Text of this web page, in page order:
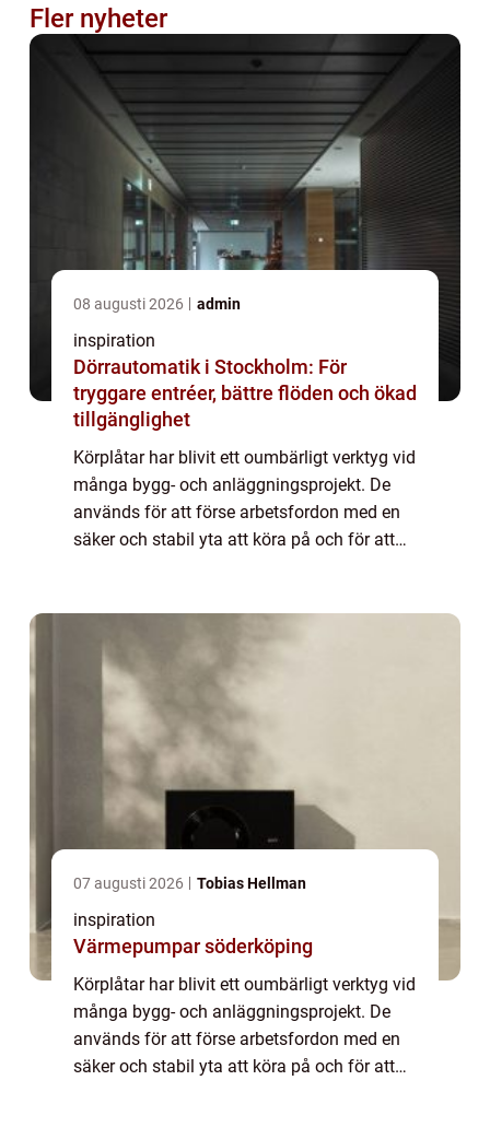
Fler nyheter
08 augusti 2026 admin
inspiration
Dörrautomatik i Stockholm: För
tryggare entréer, bättre flöden och ökad
tillgänglighet
Körplåtar har blivit ett oumbärligt verktyg vid
många bygg- och anläggningsprojekt. De
används för att förse arbetsfordon med en
säker och stabil yta att köra på och för att
07 augusti 2026 Tobias Hellman
inspiration
Värmepumpar söderköping
Körplåtar har blivit ett oumbärligt verktyg vid
många bygg- och anläggningsprojekt. De
används för att förse arbetsfordon med en
säker och stabil yta att köra på och för att